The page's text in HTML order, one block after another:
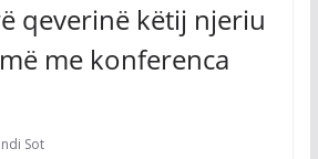
qeverinë këtij njeriu
me konferenca
Sot